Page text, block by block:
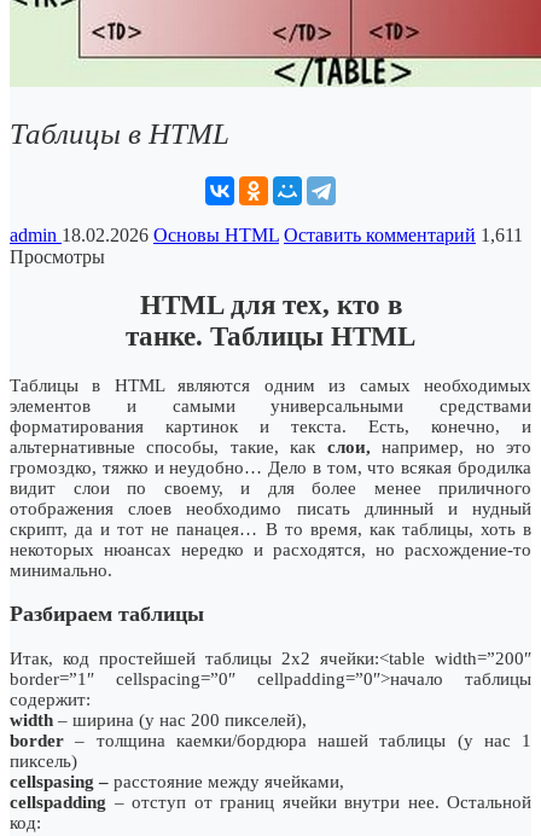
Таблицы в HTML
admin 18.02.2026 Основы HTML Оставить комментарий 1,611
Просмотры
HTML для тех, кто в
танке. Таблицы HTML
Таблицы в HTML являются одним из самых необходимых
элементов и самыми универсальными средствами
форматирования картинок и текста. Есть, конечно, и
альтернативные способы, такие, как слои,например, но это
громоздко, тяжко и неудобно… Дело в том, что всякая бродилка
видит слои по своему, и для более менее приличного
отображения слоев необходимо писать длинный и нудный
скрипт, да и тот не панацея… В то время, как таблицы, хоть в
некоторых нюансах нередко и расходятся, но расхождение-то
минимально.
Разбираем таблицы
Итак, код простейшей таблицы 2х2 ячейки:<table width=”200″
border=”1″ cellspacing=”0″ cellpadding=”0″>начало таблицы
содержит:
width – ширина (у нас 200 пикселей),
border – толщина каемки/бордюра нашей таблицы (у нас 1
пиксель)
cellspasing – расстояние между ячейками,
cellspadding – отступ от границ ячейки внутри нее. Остальной
код: